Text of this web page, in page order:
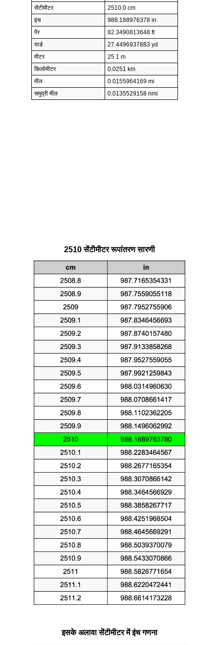
सेंटीमीटर
2510.0 cm
इंच
988.188976378 in
पैर
82.3490813648 ft
यार्ड
27.4496937883 yd
मीटर
25.1 m
किलोमीटर
0.0251 km
मील
0.0155964169 mi
समुद्री मील
0.0135529158 nmi
2510 सेंटीमीटर रूपांतरण सारणी
इसके अलावा सेंटीमीटर में इंच गणना